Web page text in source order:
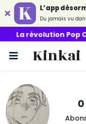
L’app
Du jamais vu
La révolution Pop
Kinkai
0